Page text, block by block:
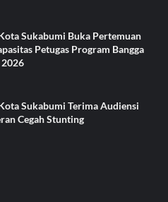
Sukabumi Buka Pertemuan
Petugas Program Bangga
2026
Sukabumi Terima Audiensi
Cegah Stunting